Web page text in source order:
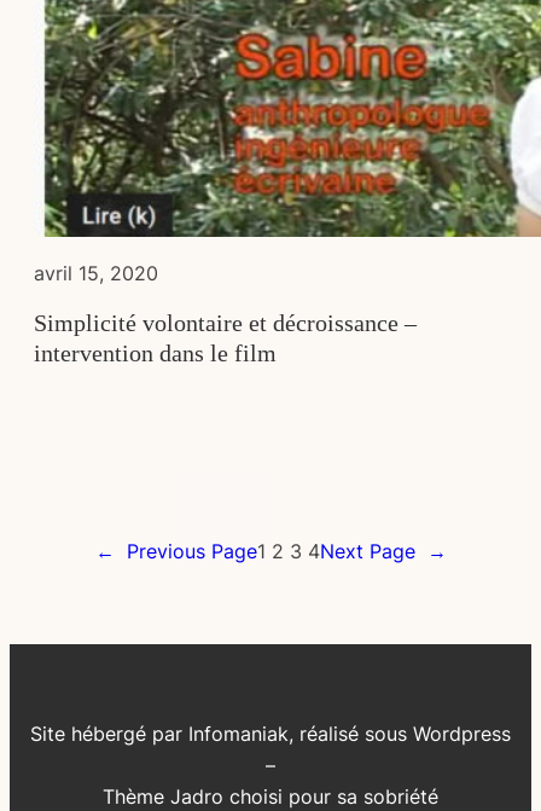
avril 15, 2020
Simplicité volontaire et décroissance –
intervention dans le film
← Previous Page1 2 3 4Next Page →
Site hébergé par Infomaniak, réalisé sous Wordpress
–
Thème Jadro choisi pour sa sobriété